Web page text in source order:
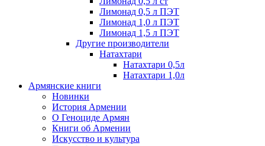
Лимонад 0,5 л ПЭТ
Лимонад 1,0 л ПЭТ
Лимонад 1,5 л ПЭТ
Другие производители
Натахтари
Натахтари 0,5л
Натахтари 1,0л
Армянские книги
Новинки
История Армении
О Геноциде Армян
Книги об Армении
Иcкусство и культура